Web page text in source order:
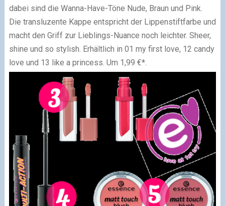
dabei sind die Wanna-Have-Töne Nude, Braun und Pink.
Die transluzente Kappe entspricht der Lippenstiftfarbe und
macht den Griff zur Lieblings-Nuance noch leichter. Sheer,
shine und so stylish. Erhältlich in 01 my first love, 12 candy
love und 13 like a princess. Um 1,99 €*.